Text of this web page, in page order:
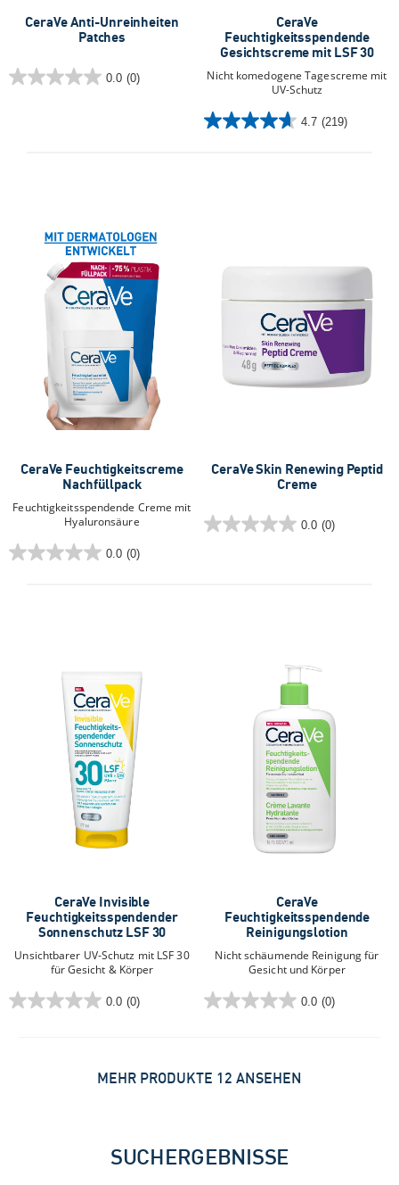
CeraVe Anti-Unreinheiten
Patches
0.0 (0)
0.0
CeraVe
Feuchtigkeitsspendende
Gesichtscreme mit LSF 30
Nicht komedogene Tagescreme mit
UV-Schutz
4.7 (219)
4.7
CeraVe Feuchtigkeitscreme
Nachfüllpack
Feuchtigkeitsspendende Creme mit
Hyaluronsäure
0.0 (0)
0.0
CeraVe Skin Renewing Peptid
Creme
0.0 (0)
0.0
CeraVe Invisible
Feuchtigkeitsspendender
Sonnenschutz LSF 30
Unsichtbarer UV-Schutz mit LSF 30
für Gesicht & Körper
0.0 (0)
0.0
CeraVe
Feuchtigkeitsspendende
Reinigungslotion
Nicht schäumende Reinigung für
Gesicht und Körper
0.0 (0)
0.0
Sternen.
MEHR PRODUKTE 12 ANSEHEN
SUCHERGEBNISSE